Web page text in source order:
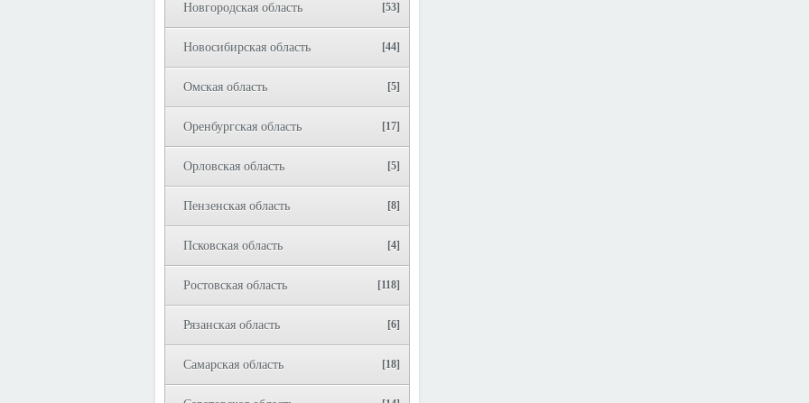
Новгородская область [53]
Новосибирская область [44]
Омская область [5]
Оренбургская область [17]
Орловская область [5]
Пензенская область [8]
Псковская область [4]
Ростовская область [118]
Рязанская область [6]
Самарская область [18]